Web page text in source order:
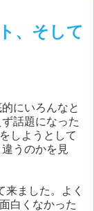
、そして
にいろんなと
話題になった
しようとして
うのかを見
ました。よく
白くなかった